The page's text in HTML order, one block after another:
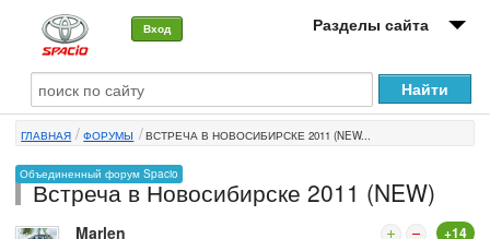
Вход Разделы сайта
О машине
Автоклуб
Форумы
ГЛАВНАЯ ФОРУМЫ ВСТРЕЧА В НОВОСИБИРСКЕ 2011 (NEW...
Объединенный форум Spacio
Встреча в Новосибирске 2011 (NEW)
Marlen +14